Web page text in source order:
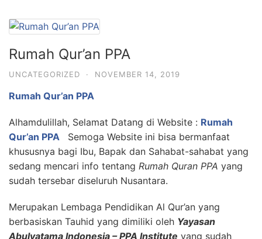
Rumah Qur’an PPA
UNCATEGORIZED · NOVEMBER 14, 2019
Rumah Qur’an PPA
Alhamdulillah, Selamat Datang di Website : Rumah
Qur’an PPA
Semoga Website ini bisa bermanfaat
khususnya bagi Ibu, Bapak dan Sahabat-sahabat yang
sedang mencari info tentang Rumah Quran PPA yang
sudah tersebar diseluruh Nusantara.
Merupakan Lembaga Pendidikan Al Qur’an yang
berbasiskan Tauhid yang dimiliki oleh Yayasan
Abulyatama Indonesia – PPA Institute yang sudah